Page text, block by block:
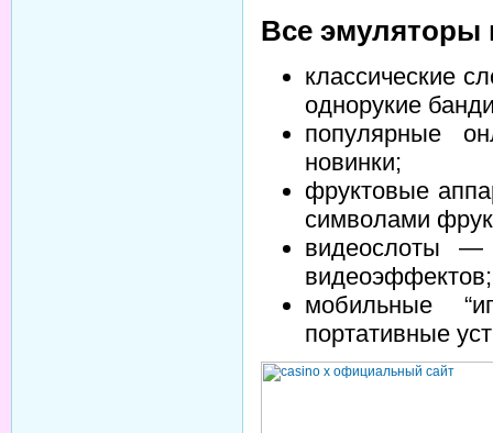
Все эмуляторы
классические
однорукие
популярные
новинки;
фруктовые
символами
видеослоты —
видеоэффектов;
мобильные
портативные